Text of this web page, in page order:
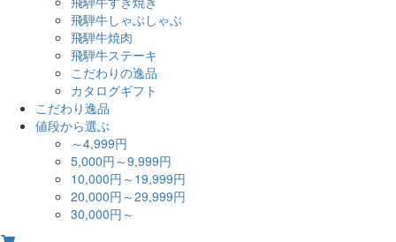
飛騨牛しゃぶしゃぶ
飛騨牛焼肉
飛騨牛ステーキ
こだわりの逸品
カタログギフト
こだわり逸品
値段から選ぶ
～4,999円
5,000円～9,999円
10,000円～19,999円
20,000円～29,999円
30,000円～